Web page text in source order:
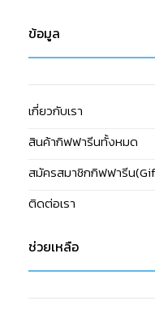
ข้อมูล
เกี่ยวกับเรา
สินค้ากิฟฟารีนทั้งหมด
สมัครสมาชิกกิฟฟารีน
ติดต่อเรา
ช่วยเหลือ